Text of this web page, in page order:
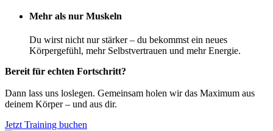
Mehr als nur Muskeln
Du wirst nicht nur stärker – du bekommst ein neues
Körpergefühl, mehr Selbstvertrauen und mehr Energie.
Bereit für echten Fortschritt?
Dann lass uns loslegen. Gemeinsam holen wir das Maximum aus
deinem Körper – und aus dir.
Jetzt Training buchen